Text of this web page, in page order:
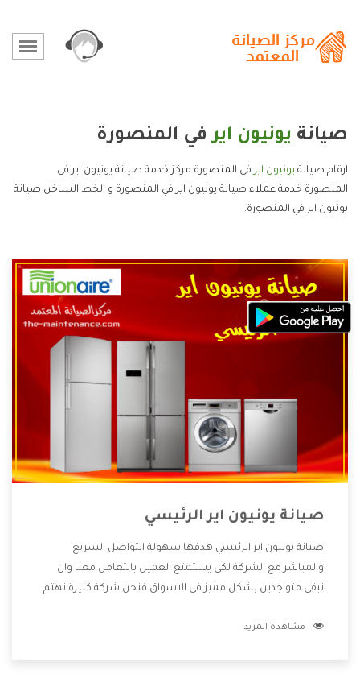
صيانة يونيون ايرفي المنصورة
ارقام صيانة يونيون ايرفي المنصورة مركز خدمة صيانة يونيون اير في
المنصورة خدمة عملاء صيانة يونيون اير في المنصورة و الخط الساخن صيانة
يونيون اير في المنصورة.
صيانة يونيون اير الرئيسي
صيانة يونيون اير الرئيسي هدفها سهولة التواصل السريع
والمباشر مع الشركة لكى يستمتع العميل بالتعامل معنا وان
نبقى متواجدين بشكل مميز فى الاسواق فنحن شركة كبيرة نهتم
الشركة بها والتى تكون منها خدمة الصيانة التى تكون من أهم
مشاهدة المزيد